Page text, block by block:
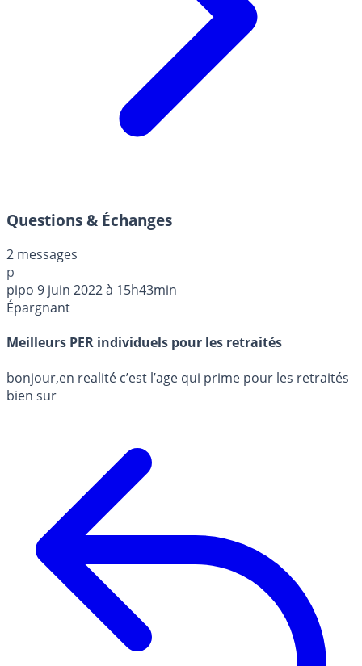
Questions & Échanges
2 messages
p
pipo 9 juin 2022 à 15h43min
Épargnant
Meilleurs PER individuels pour les retraités
bonjour,en realité c’est l’age qui prime pour les retraités
bien sur